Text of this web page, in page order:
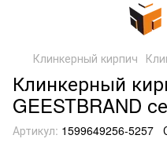
Клинкерный кирпич
Клинкерный
GEESTBRAND
Артикул: 1599649256-5257